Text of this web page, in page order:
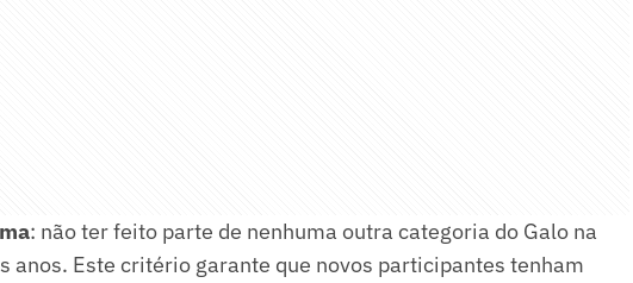
: não ter feito parte de nenhuma outra categoria do Galo na
anos. Este critério garante que novos participantes tenham